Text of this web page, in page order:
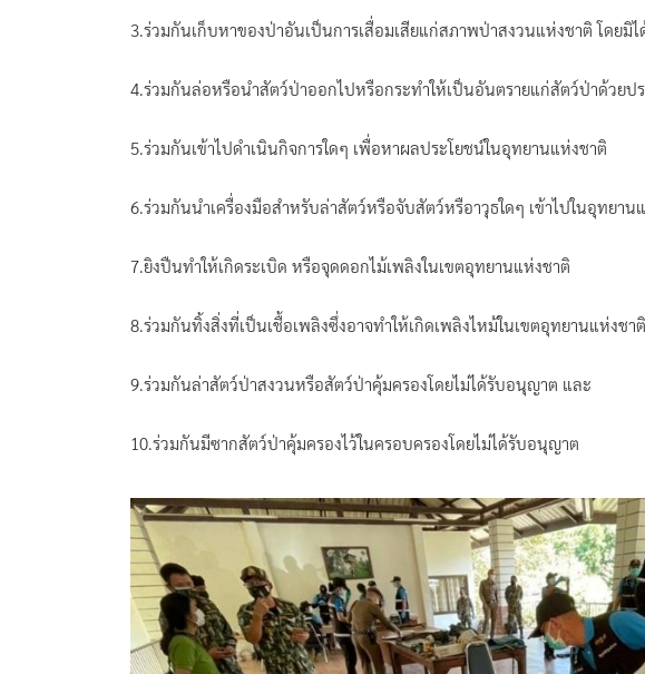
3.ร่วมกันเก็บหาของป่าอันเป็นการเสื่อมเสียแก่สภาพป่าสงวนแห่งชาติ โดยมิ
4.ร่วมกันล่อหรือนำสัตว์ป่าออกไปหรือกระทำให้เป็นอันตรายแก่สัตว์ป่าด้วยป
5.ร่วมกันเข้าไปดำเนินกิจการใดๆ เพื่อหาผลประโยชน์ในอุทยานแห่งชาติ
6.ร่วมกันนำเครื่องมือสำหรับล่าสัตว์หรือจับสัตว์หรือาวุธใดๆ เข้าไปในอุทยาน
7.ยิงปืนทำให้เกิดระเบิด หรือจุดดอกไม้เพลิงในเขตอุทยานแห่งชาติ
8.ร่วมกันทิ้งสิ่งที่เป็นเชื้อเพลิงซึ่งอาจทำให้เกิดเพลิงไหม้ในเขตอุทยานแห่งชาติ
9.ร่วมกันล่าสัตว์ป่าสงวนหรือสัตว์ป่าคุ้มครองโดยไม่ได้รับอนุญาต และ
10.ร่วมกันมีซากสัตว์ป่าคุ้มครองไว้ในครอบครองโดยไม่ได้รับอนุญาต